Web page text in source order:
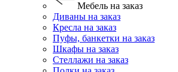
Мебель на заказ
Диваны на заказ
Кресла на заказ
Пуфы, банкетки на заказ
Шкафы на заказ
Стеллажи на заказ